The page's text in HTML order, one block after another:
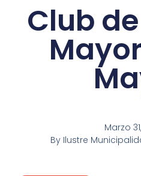
Club
Marzo
ByIlustre